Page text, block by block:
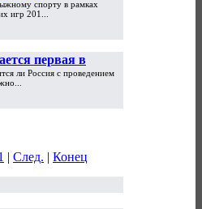
спорту в рамках
игр 201...
первая в
Олимпиада
ли Россия с проведением
| След. | Конец